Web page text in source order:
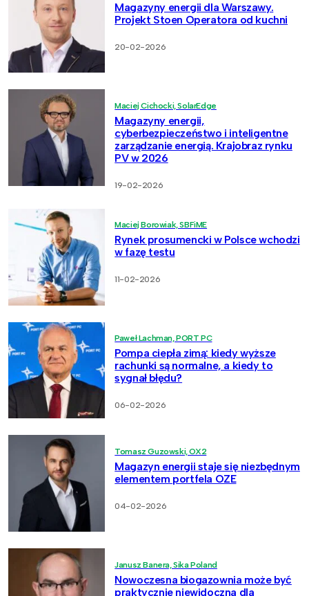
Magazyny energii dla Warszawy.
Projekt Stoen Operatora od kuchni
20-02-2026
Maciej Cichocki, SolarEdge
Magazyny energii,
cyberbezpieczeństwo i inteligentne
zarządzanie energią. Krajobraz rynku
PV w 2026
19-02-2026
Maciej Borowiak, SBFiME
Rynek prosumencki w Polsce wchodzi
w fazę testu
11-02-2026
Paweł Lachman, PORT PC
Pompa ciepła zimą: kiedy wyższe
rachunki są normalne, a kiedy to
sygnał błędu?
06-02-2026
Tomasz Guzowski, OX2
Magazyn energii staje się niezbędnym
elementem portfela OZE
04-02-2026
Janusz Banera, Sika Poland
Nowoczesna biogazownia może być
praktycznie niewidoczna dla